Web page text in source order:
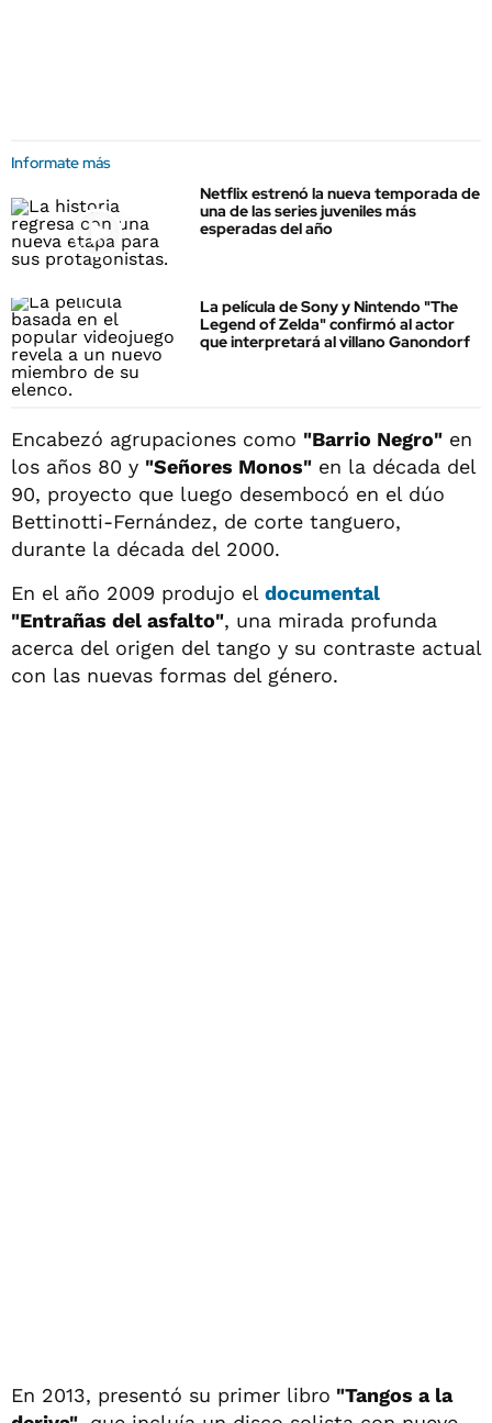
Informate más
Netflix estrenó la nueva temporada de
una de las series juveniles más
esperadas del año
La película de Sony y Nintendo "The
Legend of Zelda" confirmó al actor
que interpretará al villano Ganondorf
Encabezó agrupaciones como "Barrio Negro" en
los años 80 y "Señores Monos" en la década del
90, proyecto que luego desembocó en el dúo
Bettinotti-Fernández, de corte tanguero,
durante la década del 2000.
En el año 2009 produjo el documental
"Entrañas del asfalto", una mirada profunda
acerca del origen del tango y su contraste actual
con las nuevas formas del género.
En 2013, presentó su primer libro "Tangos a la